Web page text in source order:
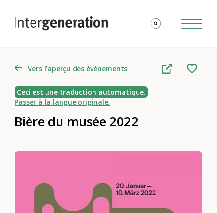
Vers l’aperçu des événements
Ceci est une traduction automatique.
Passer à la langue originale.
Bière du musée 2022